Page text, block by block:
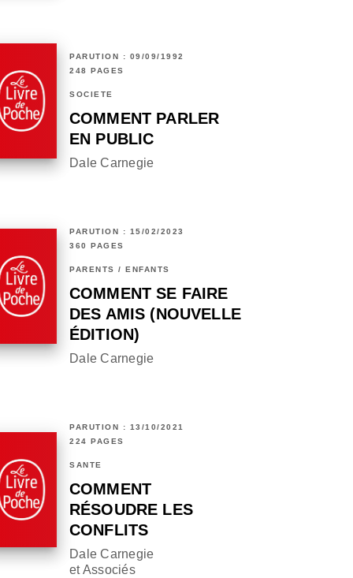
PARUTION : 09/09/1992
248 PAGES
SOCIÉTÉ
COMMENT PARLER
EN PUBLIC
Dale Carnegie
PARUTION : 15/02/2023
360 PAGES
PARENTS / ENFANTS
COMMENT SE FAIRE
DES AMIS (NOUVELLE
ÉDITION)
Dale Carnegie
PARUTION : 13/10/2021
224 PAGES
SANTÉ
COMMENT
RÉSOUDRE LES
CONFLITS
Dale Carnegie
et Associés